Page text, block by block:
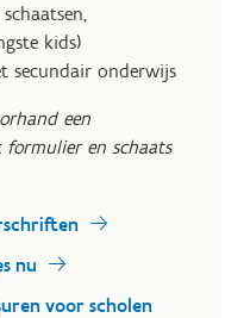
kids)
secundair onderwijs
een
en schaats
nu
voor scholen